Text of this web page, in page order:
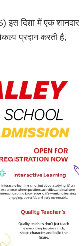
इस दिशा में एक शानदार
प्रदान करती है,